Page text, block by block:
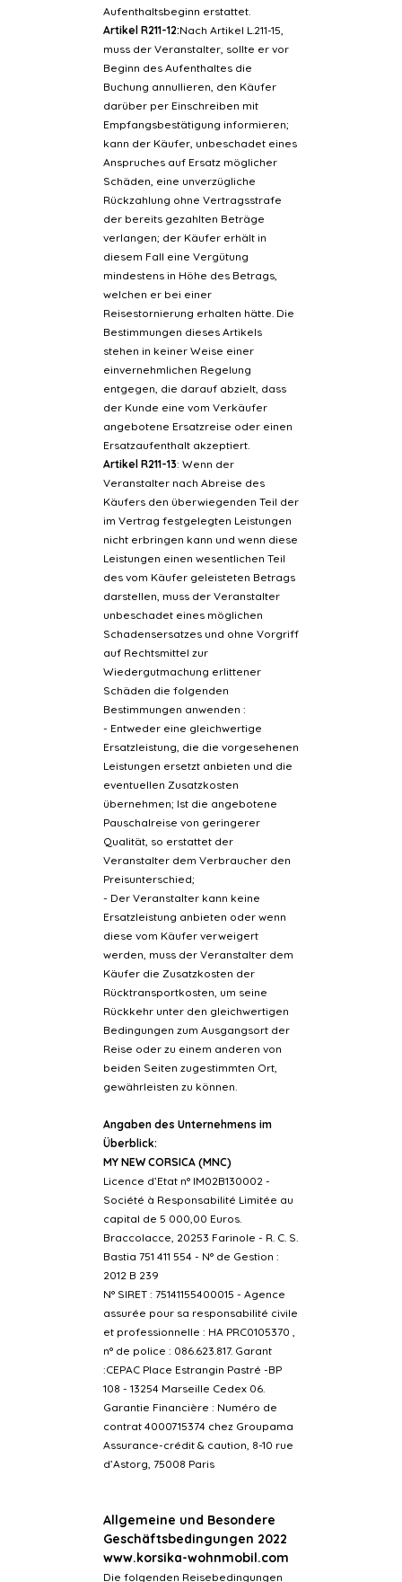
Aufenthaltsbeginn erstattet.
Artikel R211-12:Nach Artikel L.211-15,
muss der Veranstalter, sollte er vor
Beginn des Aufenthaltes die
Buchung annullieren, den Käufer
darüber per Einschreiben mit
Empfangsbestätigung informieren;
kann der Käufer, unbeschadet eines
Anspruches auf Ersatz möglicher
Schäden, eine unverzügliche
Rückzahlung ohne Vertragsstrafe
der bereits gezahlten Beträge
verlangen; der Käufer erhält in
diesem Fall eine Vergütung
mindestens in Höhe des Betrags,
welchen er bei einer
Reisestornierung erhalten hätte. Die
Bestimmungen dieses Artikels
stehen in keiner Weise einer
einvernehmlichen Regelung
entgegen, die darauf abzielt, dass
der Kunde eine vom Verkäufer
angebotene Ersatzreise oder einen
Ersatzaufenthalt akzeptiert.
Artikel R211-13: Wenn der
Veranstalter nach Abreise des
Käufers den überwiegenden Teil der
im Vertrag festgelegten Leistungen
nicht erbringen kann und wenn diese
Leistungen einen wesentlichen Teil
des vom Käufer geleisteten Betrags
darstellen, muss der Veranstalter
unbeschadet eines möglichen
Schadensersatzes und ohne Vorgriff
auf Rechtsmittel zur
Wiedergutmachung erlittener
Schäden die folgenden
Bestimmungen anwenden :
- Entweder eine gleichwertige
Ersatzleistung, die die vorgesehenen
Leistungen ersetzt anbieten und die
eventuellen Zusatzkosten
übernehmen; Ist die angebotene
Pauschalreise von geringerer
Qualität, so erstattet der
Veranstalter dem Verbraucher den
Preisunterschied;
- Der Veranstalter kann keine
Ersatzleistung anbieten oder wenn
diese vom Käufer verweigert
werden, muss der Veranstalter dem
Käufer die Zusatzkosten der
Rücktransportkosten, um seine
Rückkehr unter den gleichwertigen
Bedingungen zum Ausgangsort der
Reise oder zu einem anderen von
beiden Seiten zugestimmten Ort,
gewährleisten zu können.
Angaben des Unternehmens im
Überblick:
MY NEW CORSICA (MNC)
Licence d’Etat n° IM02B130002 -
Société à Responsabilité Limitée au
capital de 5 000,00 Euros.
Braccolacce, 20253 Farinole - R. C. S.
Bastia 751 411 554 - N° de Gestion :
2012 B 239
N° SIRET : 75141155400015 - Agence
assurée pour sa responsabilité civile
et professionnelle : HA PRC0105370 ,
n° de police : 086.623.817. Garant
:CEPAC Place Estrangin Pastré -BP
108 - 13254 Marseille Cedex 06.
Garantie Financière : Numéro de
contrat 4000715374 chez Groupama
Assurance-crédit & caution, 8-10 rue
d’Astorg, 75008 Paris
Allgemeine und Besondere
Geschäftsbedingungen 2022
www.korsika-wohnmobil.com
Die folgenden Reisebedingungen